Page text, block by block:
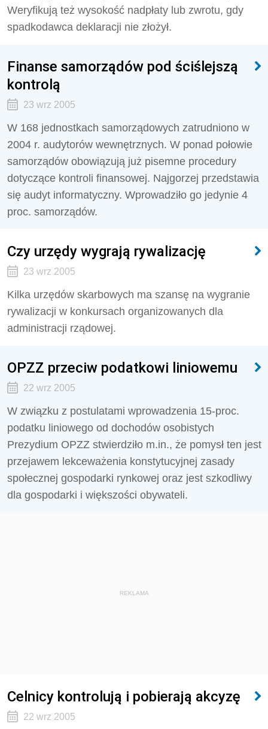
Weryfikują też wysokość nadpłaty lub zwrotu, gdy
spadkodawca deklaracji nie złożył.
Finanse samorządów pod ściślejszą
kontrolą
23 wrz 2005
W 168 jednostkach samorządowych zatrudniono w
2004 r. audytorów wewnętrznych. W ponad połowie
samorządów obowiązują już pisemne procedury
dotyczące kontroli finansowej. Najgorzej przedstawia
się audyt informatyczny. Wprowadziło go jedynie 4
proc. samorządów.
Czy urzędy wygrają rywalizację
23 wrz 2005
Kilka urzędów skarbowych ma szansę na wygranie
rywalizacji w konkursach organizowanych dla
administracji rządowej.
OPZZ przeciw podatkowi liniowemu
22 wrz 2005
W związku z postulatami wprowadzenia 15-proc.
podatku liniowego od dochodów osobistych
Prezydium OPZZ stwierdziło m.in., że pomysł ten jest
przejawem lekceważenia konstytucyjnej zasady
społecznej gospodarki rynkowej oraz jest szkodliwy
dla gospodarki i większości obywateli.
REKLAMA
Celnicy kontrolują i pobierają akcyzę
22 wrz 2005